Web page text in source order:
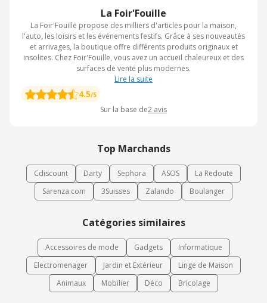
La Foir'Fouille
La Foir'Fouille propose des milliers d'articles pour la maison,
l'auto, les loisirs et les événements festifs. Grâce à ses nouveautés
et arrivages, la boutique offre différents produits originaux et
insolites. Chez Foir'Fouille, vous avez un accueil chaleureux et des
surfaces de vente plus modernes.
Lire la suite
4.5/5
Sur la base de2 avis
Top Marchands
Cdiscount Darty Sephora ASOS
La Redoute
Sarenza.com
3Suisses Zalando Boulanger
Catégories similaires
Accessoires de mode Gadgets
Informatique
Electromenager
Jardin et Extérieur
Linge de Maison
Animaux
Mobilier Déco Bricolage